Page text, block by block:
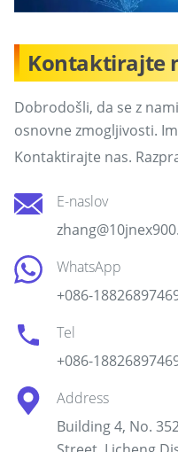
Kontaktirajte
Dobrodošli, da se z
osnovne zmogljivosti.
Kontaktirajte nas.
E-naslov
WhatsApp
+086-
Tel
+086-
Address
Building 4, No.